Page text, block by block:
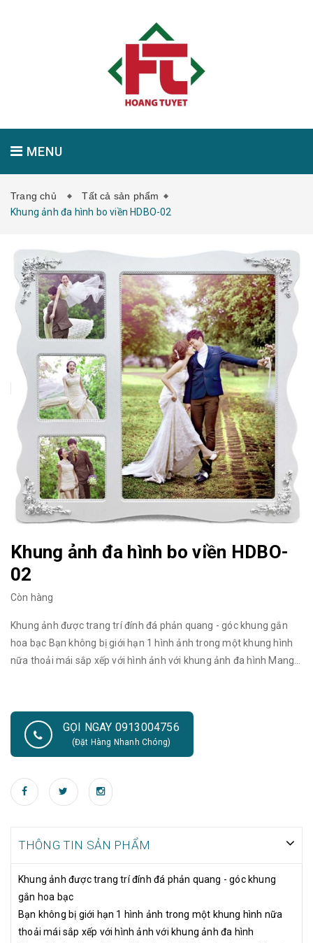
MENU
GIỚI THIỆU SẢN PHẨM
LIÊN HỆ
Trang chủ
Tất cả sản phẩm
Khung ảnh đa hình bo viền HDBO-02
Khung ảnh đa hình bo viền HDBO-
02
Còn hàng
Khung ảnh được trang trí đính đá phản quang - góc khung gắn
hoa bạc Bạn không bị giới hạn 1 hình ảnh trong một khung hình
nữa thoải mái sắp xếp với hình ảnh với khung ảnh đa hình Mang
GỌI NGAY 0913004756
(Đặt Hàng Nhanh Chóng)
THÔNG TIN SẢN PHẨM
Khung ảnh được trang trí đính đá phản quang - góc khung
gắn hoa bạc
Bạn không bị giới hạn 1 hình ảnh trong một khung hình nữa
thoải mái sắp xếp với hình ảnh với khung ảnh đa hình